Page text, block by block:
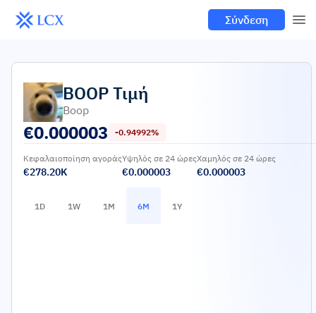
Σύνδεση
BOOPΤιμή
Boop
€0.000003 -0.94992%
Κεφαλαιοποίηση αγοράς
€278.20K
Υψηλός σε 24 ώρες
€0.000003
Χαμηλός σε 24 ώρες
€0.000003
1D 1W 1M 6M 1Y